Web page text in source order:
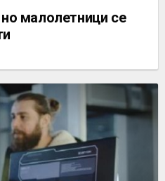
малолетници се